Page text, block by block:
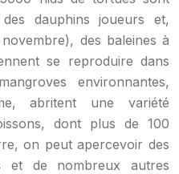
dauphins joueurs et,
des baleines à
se reproduire dans
environnantes,
abritent une variété
dont plus de 100
on peut apercevoir des
et de nombreux autres